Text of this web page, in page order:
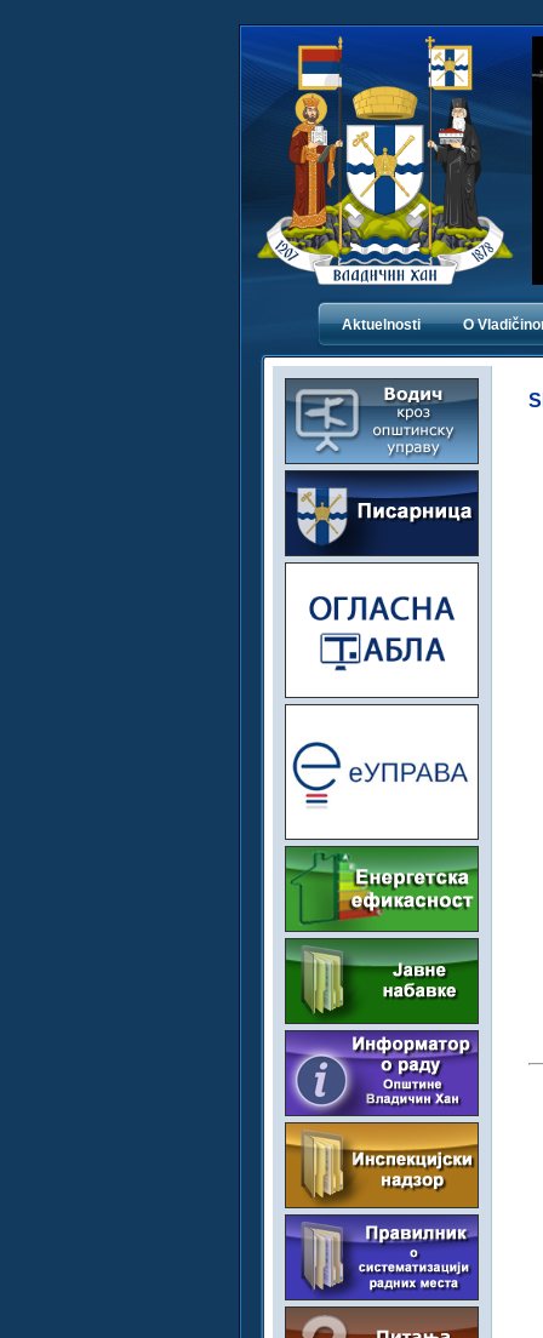
Aktuelnosti O